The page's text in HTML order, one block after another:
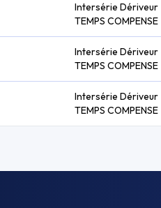
Intersérie Dériveur
TEMPS COMPENSE
Intersérie Dériveur
TEMPS COMPENSE
Intersérie Dériveur
TEMPS COMPENSE